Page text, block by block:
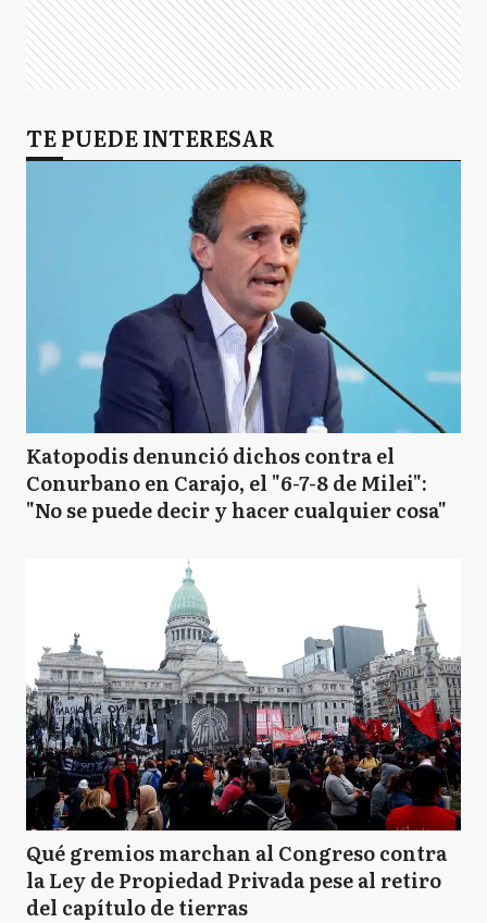
TE PUEDE INTERESAR
Katopodis denunció dichos contra el
Conurbano en Carajo, el "6-7-8 de Milei":
"No se puede decir y hacer cualquier cosa"
Qué gremios marchan al Congreso contra
la Ley de Propiedad Privada pese al retiro
del capítulo de tierras